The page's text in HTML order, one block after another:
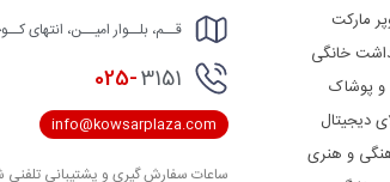
مارکت
خانگی
و پوشاک
دیجیتال
و هنری
قــم، بلــوار امیــن، انتهای
025-3151
info@kowsarplaza.com
ساعات سفارش گیری و پشتیبانی تلفنی شنبه